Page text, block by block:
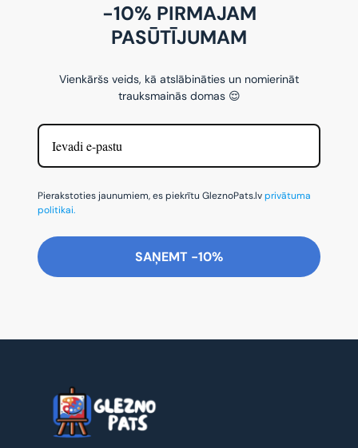
-10% PIRMAJAM
PASŪTĪJUMAM
Vienkāršs veids, kā atslābināties un nomierināt
trauksmainās domas 😌
Pierakstoties jaunumiem, es piekrītu GleznoPats.lvprivātuma
politikai.
SAŅEMT -10%